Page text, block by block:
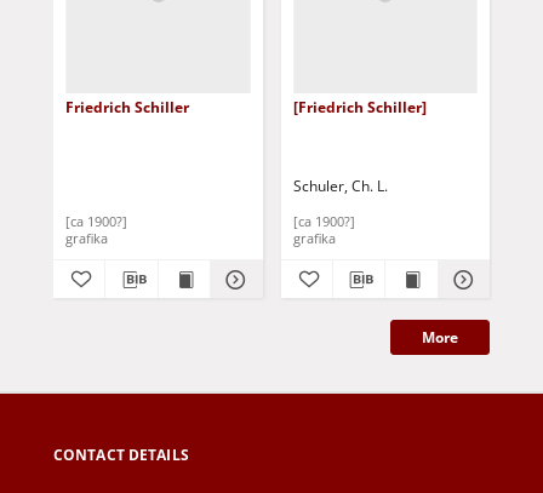
Friedrich Schiller
[ca 1900?]
grafika
[Friedrich Schiller]
Schuler, Ch. L.
[ca 1900?]
grafika
More
CONTACT DETAILS